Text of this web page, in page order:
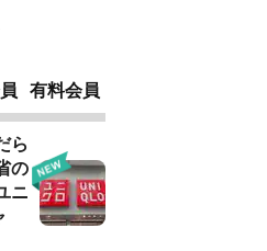
有料会員
ら
の
ニ